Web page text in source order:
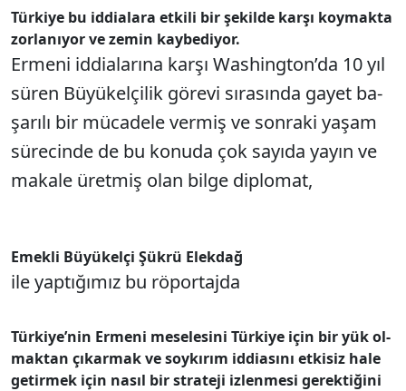
Tür­ki­ye bu id­di­ala­ra et­ki­li bir şe­kil­de kar­şı koy­mak­ta
zor­la­nı­yor ve ze­min kay­be­di­yor.
Er­me­ni id­di­ala­rı­na kar­şı Was­hing­to­n’­da 10 yıl
sü­ren Bü­yü­kel­çi­lik gö­re­vi sı­ra­sın­da ga­yet ba­
şa­rı­lı bir mü­ca­de­le ver­miş ve son­ra­ki ya­şam
sü­re­cin­de de bu ko­nu­da çok sa­yı­da ya­yın ve
ma­ka­le üret­miş olan bil­ge dip­lo­mat,
Emek­li Bü­yü­kel­çi Şük­rü Elek­dağ
ile yap­tı­ğı­mız bu rö­por­taj­da
Tür­ki­ye­’nin Er­me­ni me­se­le­si­ni Tür­ki­ye için bir yük ol­
mak­tan çı­kar­mak ve soy­kı­rım id­di­ası­nı et­ki­siz ha­le
ge­tir­mek için na­sıl bir stra­te­ji iz­len­me­si ge­rek­ti­ği­ni